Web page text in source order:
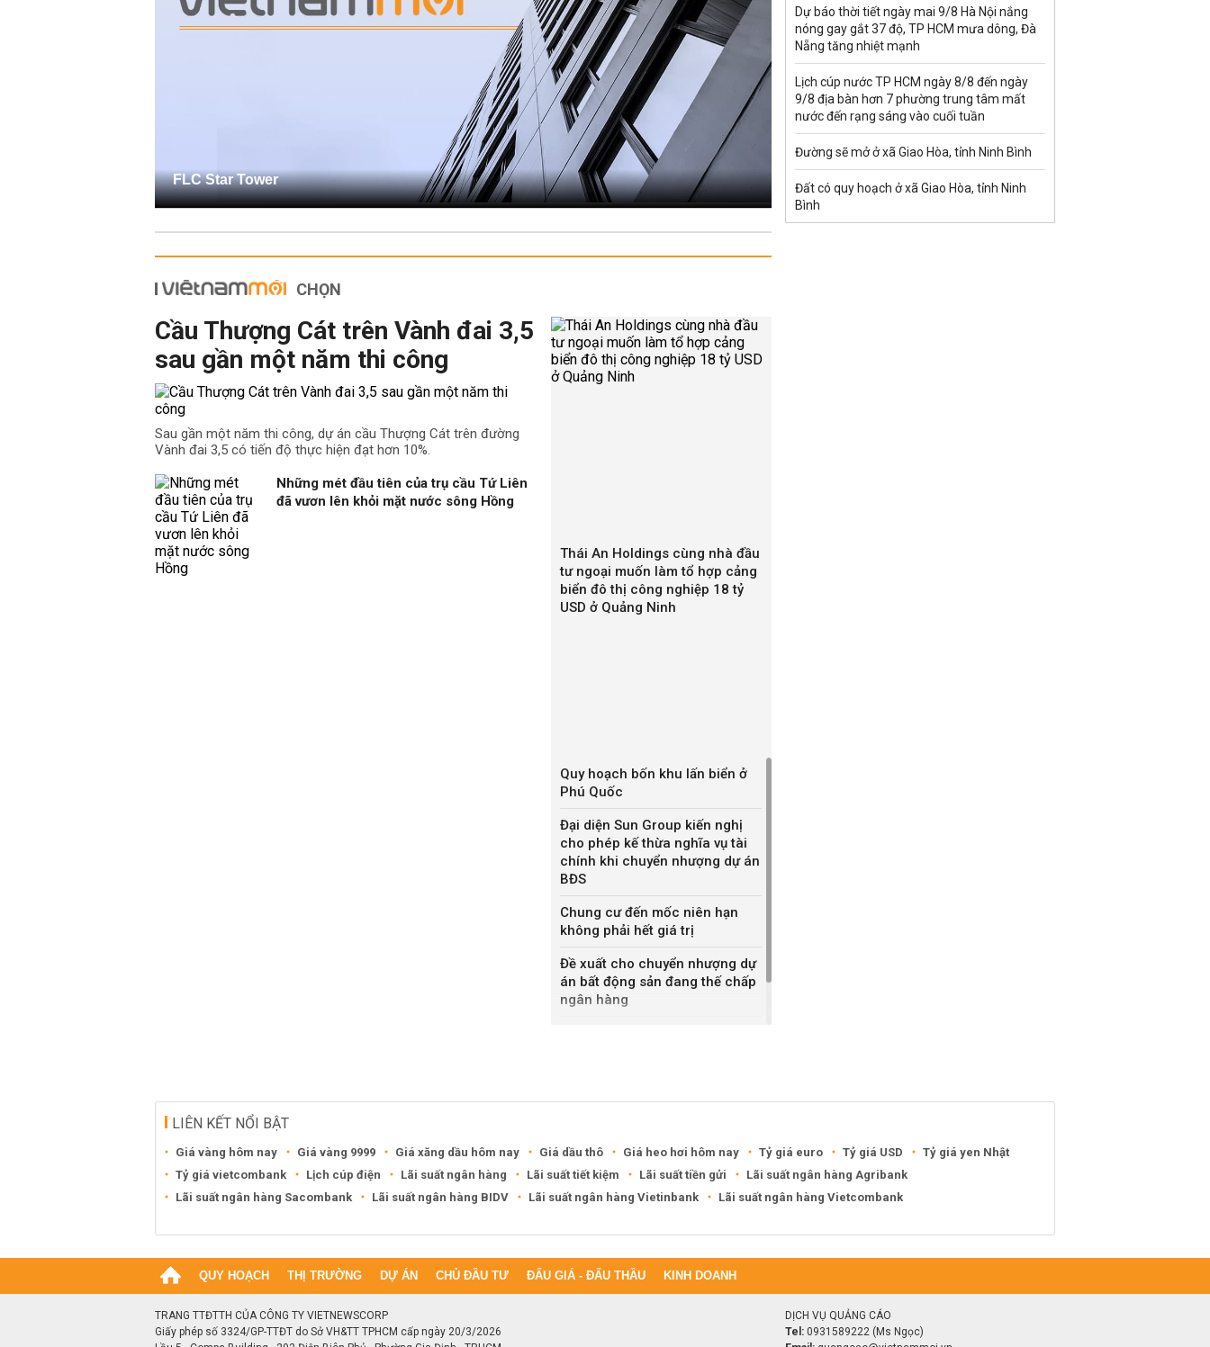
FLC Star Tower
CHỌN
Cầu Thượng Cát trên Vành đai 3,5
sau gần một năm thi công
Sau gần một năm thi công, dự án cầu Thượng Cát trên đường
Vành đai 3,5 có tiến độ thực hiện đạt hơn 10%.
Những mét đầu tiên của trụ cầu Tứ Liên
đã vươn lên khỏi mặt nước sông Hồng
Thái An Holdings cùng nhà đầu
tư ngoại muốn làm tổ hợp cảng
biển đô thị công nghiệp 18 tỷ
USD ở Quảng Ninh
Quy hoạch bốn khu lấn biển ở
Phú Quốc
Đại diện Sun Group kiến nghị
cho phép kế thừa nghĩa vụ tài
chính khi chuyển nhượng dự án
BĐS
Chung cư đến mốc niên hạn
không phải hết giá trị
Đề xuất cho chuyển nhượng dự
án bất động sản đang thế chấp
ngân hàng
Dự báo thời tiết ngày mai 9/8 Hà Nội nắng
nóng gay gắt 37 độ, TP HCM mưa dông, Đà
Nẵng tăng nhiệt mạnh
Lịch cúp nước TP HCM ngày 8/8 đến ngày
9/8 địa bàn hơn 7 phường trung tâm mất
nước đến rạng sáng vào cuối tuần
Đường sẽ mở ở xã Giao Hòa, tỉnh Ninh Bình
Đất có quy hoạch ở xã Giao Hòa, tỉnh Ninh
Bình
LIÊN KẾT NỔI BẬT
Giá vàng hôm nay Giá vàng 9999 Giá xăng dầu hôm nay Giá dầu thô Giá heo hơi hôm nay Tỷ giá euro Tỷ giá USD
Tỷ giá yen Nhật
Tỷ giá vietcombank
Lịch cúp điện Lãi suất ngân hàng Lãi suất tiết kiệm Lãi suất tiền gửi
Lãi suất ngân hàng Agribank
Lãi suất ngân hàng Sacombank
Lãi suất ngân hàng BIDV Lãi suất ngân hàng Vietinbank Lãi suất ngân hàng Vietcombank
QUY HOẠCH THỊ TRƯỜNG DỰ ÁN CHỦ ĐẦU TƯ ĐẤU GIÁ - ĐẤU THẦU KINH DOANH
TRANG TTĐTTH CỦA CÔNG TY VIETNEWSCORP
Giấy phép số 3324/GP-TTĐT do Sở VH&TT TPHCM cấp ngày 20/3/2026
DỊCH VỤ QUẢNG CÁO
Tel: 0931589222 (Ms Ngọc)